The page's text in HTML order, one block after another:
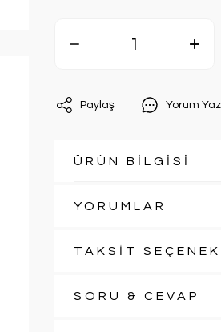
Paylaş Yorum Yaz
ÜRÜN BİLGİSİ
YORUMLAR
TAKSİT
SORU & CEVAP